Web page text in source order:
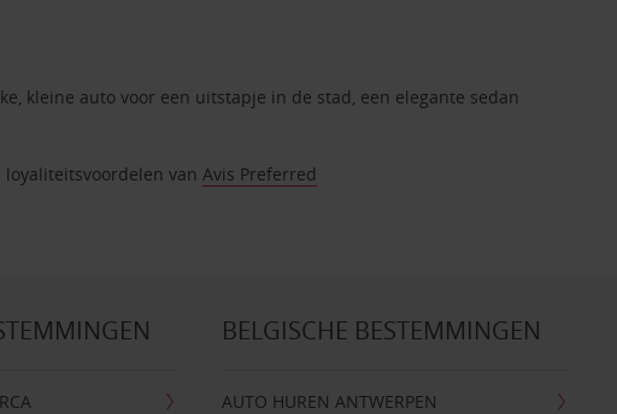
kleine auto voor een uitstapje in de stad, een elegante sedan
loyaliteitsvoordelen vanAvis Preferred
BELGISCHE BESTEMMINGEN
AUTO HUREN ANTWERPEN